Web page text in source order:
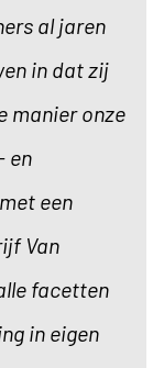
al jaren
in dat zij
manier onze
en
een
Van
facetten
in eigen